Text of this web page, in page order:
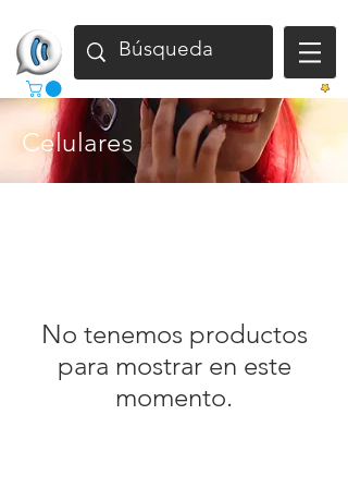
Celulares
No tenemos productos
para mostrar en este
momento.